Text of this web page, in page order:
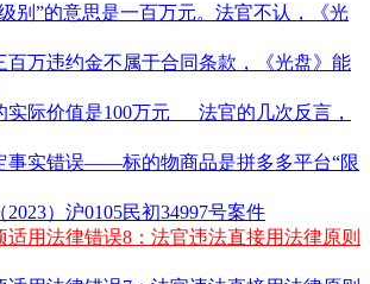
别”的意思是一百万元。法官不认，《光
百万违约金不属于合同条款，《光盘》能
实际价值是100万元___法官的几次反言，
事实错误——标的物商品是拼多多平台“限
）沪0105民初34997号案件
适用法律错误8：法官违法直接用法律原则